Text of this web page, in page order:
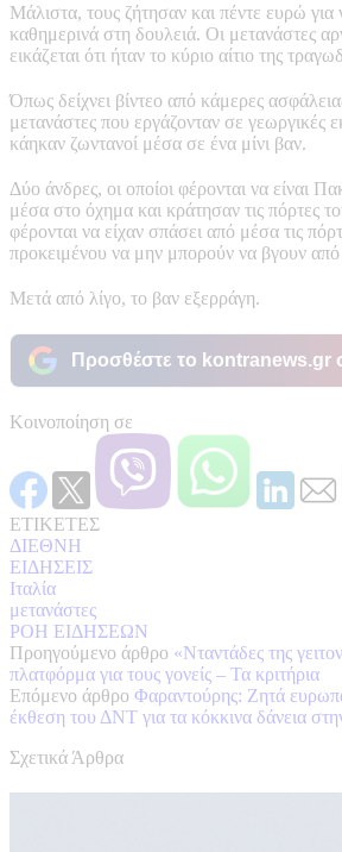
Μάλιστα, τους ζήτησαν και πέντε ευρώ για
καθημερινά στη δουλειά. Οι μετανάστες
εικάζεται ότι ήταν το κύριο αίτιο της
Όπως δείχνει βίντεο από κάμερες
μετανάστες που εργάζονταν σε γεωργικές
κάηκαν ζωντανοί μέσα σε ένα μίνι βαν.
Δύο άνδρες, οι οποίοι φέρονται να είναι
μέσα στο όχημα και κράτησαν τις πόρτες
φέρονται να είχαν σπάσει από μέσα τις
προκειμένου να μην μπορούν να βγουν
Μετά από λίγο, το βαν εξερράγη.
Προσθέστε το kontranews.gr
Κοινοποίηση σε
ΕΤΙΚΕΤΕΣ
ΔΙΕΘΝΗ
ΕΙΔΗΣΕΙΣ
Ιταλία
μετανάστες
ΡΟΗ ΕΙΔΗΣΕΩΝ
Προηγούμενο άρθρο «Νταντάδες της
πλατφόρμα για τους γονείς – Τα κριτήρια
Επόμενο άρθρο Φαραντούρης: Ζητά
έκθεση του ΔΝΤ για τα κόκκινα δάνεια
Σχετικά Άρθρα